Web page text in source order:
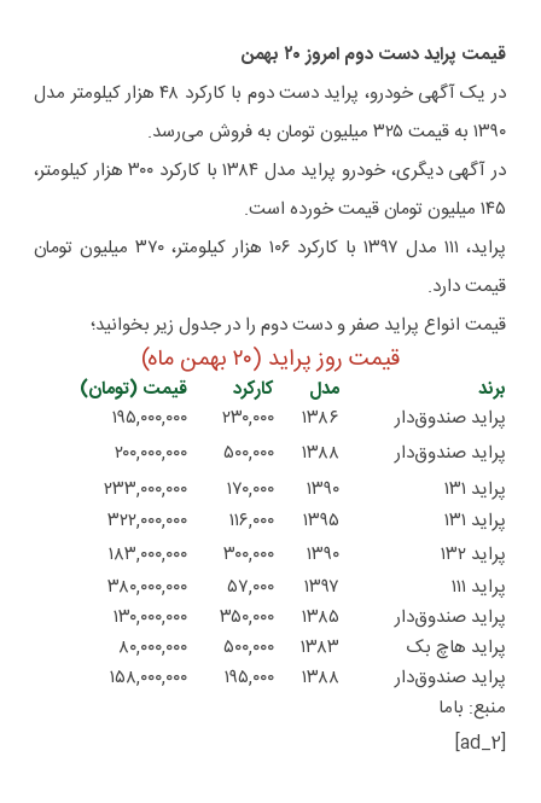
قیمت پراید دست دوم امروز ۲۰ بهمن
در یک آگهی خودرو، پراید دست دوم با کارکرد ۴۸ هزار کیلومتر مدل
۱۳۹۰ به قیمت ۳۲۵ میلیون تومان به فروش می‌رسد.
در آگهی دیگری، خودرو پراید مدل ۱۳۸۴ با کارکرد ۳۰۰ هزار کیلومتر،
۱۴۵ میلیون تومان قیمت خورده است.
پراید، ۱۱۱ مدل ۱۳۹۷ با کارکرد ۱۰۶ هزار کیلومتر، ۳۷۰ میلیون تومان
قیمت دارد.
قیمت انواع پراید صفر و دست دوم را در جدول زیر بخوانید؛
قیمت روز پراید (۲۰ بهمن ماه)
برند مدل کارکرد
قیمت (تومان)
پراید صندوق‌دار
۱۳۸۶ ۲۳۰,۰۰۰
۱۹۵,۰۰۰,۰۰۰
پراید صندوق‌دار
۱۳۸۸ ۵۰۰,۰۰۰
۲۰۰,۰۰۰,۰۰۰
پراید ۱۳۱
۱۳۹۰ ۱۷۰,۰۰۰
۲۳۳,۰۰۰,۰۰۰
پراید ۱۳۱
۱۳۹۵ ۱۱۶,۰۰۰
۳۲۲,۰۰۰,۰۰۰
پراید ۱۳۲
۱۳۹۰ ۳۰۰,۰۰۰
۱۸۳,۰۰۰,۰۰۰
پراید ۱۱۱
۱۳۹۷ ۵۷,۰۰۰
۳۸۰,۰۰۰,۰۰۰
پراید صندوق‌دار
۱۳۸۵ ۳۵۰,۰۰۰
۱۳۰,۰۰۰,۰۰۰
پراید هاچ بک
۱۳۸۳ ۵۰۰,۰۰۰
۸۰,۰۰۰,۰۰۰
پراید صندوق‌دار
۱۳۸۸ ۱۹۵,۰۰۰
۱۵۸,۰۰۰,۰۰۰
منبع: باما
[ad_2]